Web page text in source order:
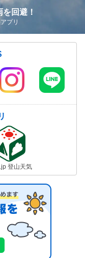
回避！
プリ
登山天気